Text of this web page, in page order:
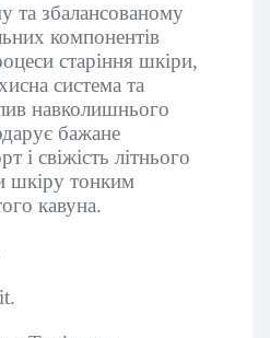
та збалансованому
компонентів
старіння шкіри,
система та
навколишнього
бажане
і свіжість літнього
шкіру тонким
кавуна.